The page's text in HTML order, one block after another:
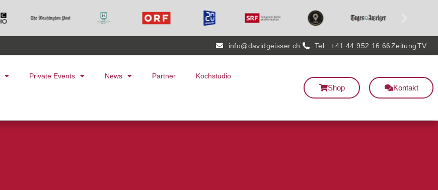
info@davidgeisser.ch Tel.: +41 44 952 16 66ZeitungTV
Private Events News Partner Kochstudio
Shop Kontakt